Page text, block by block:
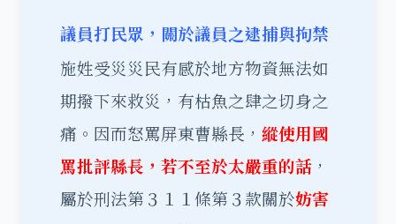
議員打民眾，關於議員之逮捕與拘禁
施姓受災災民有感於地方物資無法如
期撥下來救災，有枯魚之肆之切身之
痛。因而怒罵屏東曹縣長， 縱使用國
罵批評縣長，若不至於太嚴重的話 ，
屬於刑法第３１１條第３款關於妨害